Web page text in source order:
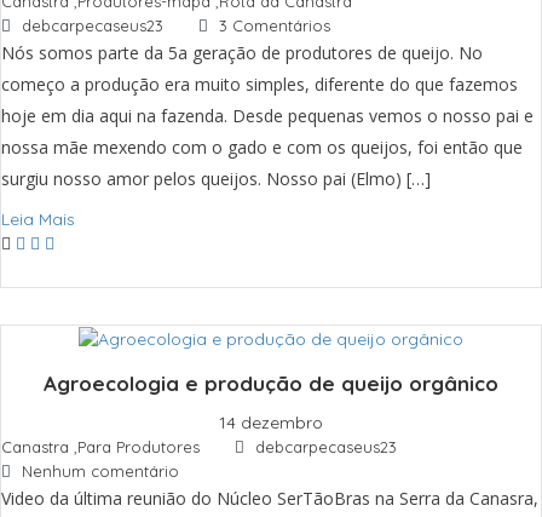
debcarpecaseus23
3 Comentários
Nós somos parte da 5a geração de produtores de queijo. No
começo a produção era muito simples, diferente do que fazemos
hoje em dia aqui na fazenda. Desde pequenas vemos o nosso pai e
nossa mãe mexendo com o gado e com os queijos, foi então que
surgiu nosso amor pelos queijos. Nosso pai (Elmo) […]
Leia Mais
Agroecologia e produção de queijo orgânico
14 dezembro
Canastra ,Para Produtores
debcarpecaseus23
Nenhum comentário
Video da última reunião do Núcleo SerTãoBras na Serra da Canasra,